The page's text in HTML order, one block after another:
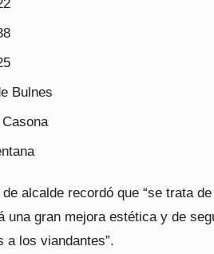
Bulnes
alcalde recordó que “se trata
una gran mejora estética y de
a los viandantes”.